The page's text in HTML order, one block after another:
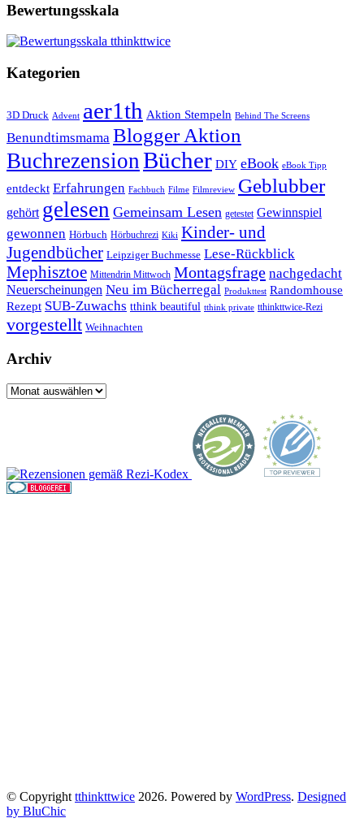
Bewertungsskala
Kategorien
3D Druck Advent aer1th Aktion Stempeln Behind The Screens
Benundtimsmama Blogger Aktion
Buchrezension Bücher DIY eBook eBook Tipp
entdeckt Erfahrungen Fachbuch Filme Filmreview Geblubber
gehört gelesen Gemeinsam Lesen getestet Gewinnspiel
gewonnen Hörbuch Hörbuchrezi Kiki Kinder- und
Jugendbücher Leipziger Buchmesse Lese-Rückblick
Mephisztoe Mittendrin Mittwoch Montagsfrage nachgedacht
Neuerscheinungen Neu im Bücherregal Produkttest Randomhouse
Rezept SUB-Zuwachs tthink beautiful tthink private tthinkttwice-Rezi
vorgestellt Weihnachten
Archiv
Archiv
© Copyright tthinkttwice 2026. Powered by WordPress. Designed
by BluChic